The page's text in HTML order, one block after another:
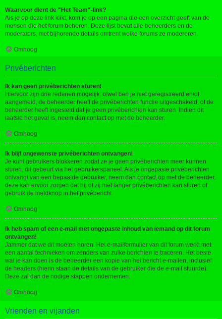
Waarvoor dient de "Het Team"-link?
Als je op deze link klikt, kom je op een pagina die een overzicht geeft van de
mensen die het forum beheren. Deze lijst bevat alle beheerders en de
moderators, met bijhorende details omtrent welke forums ze modereren.
Omhoog
Privéberichten
Ik kan geen privéberichten sturen!
Hiervoor zijn drie redenen mogelijk: ofwel ben je niet geregistreerd en/of
aangemeld, de beheerder heeft de privéberichten functie uitgeschakeld, of de
beheerder heeft ingesteld dat je geen privéberichten kan sturen. Indien dit
laatste het geval is, neem dan contact op met de beheerder.
Omhoog
Ik blijf ongewenste privéberichten ontvangen!
Je kunt gebruikers blokkeren zodat ze je geen privéberichten meer kunnen
sturen, dit gebeurt via het gebruikerspaneel. Als je ongepaste privéberichten
ontvangt van een bepaalde gebruiker, neem dan contact op met de beheerder,
deze kan ervoor zorgen dat hij of zij niet langer privéberichten kan sturen of
gebruik de meldknop in het privébericht.
Omhoog
Ik heb spam of een e-mail met ongepaste inhoud van iemand op dit forum
ontvangen!
Jammer dat we dit moeten horen. Het e-mailformulier van dit forum werkt met
een aantal technieken om zenders van zulke berichten te traceren. Het beste
wat je kan doen is de beheerder een kopie van het bericht e-mailen, inclusief
de headers (hierin staan de details van de gebruiker die de e-mail stuurde).
Deze zal dan de nodige stappen ondernemen.
Omhoog
Vrienden en vijanden